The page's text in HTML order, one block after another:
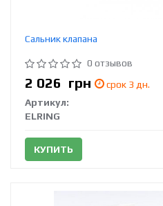
Сальник клапана
0 отзывов
2 026 грн
срок 3 дн.
Артикул:
ELRING
КУПИТЬ